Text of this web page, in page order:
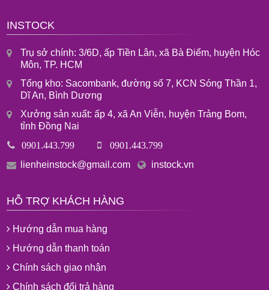
INSTOCK
Trụ sở chính: 3/6D, ấp Tiền Lân, xã Bà Điểm, huyện Hóc
Môn, TP. HCM
Tổng kho: Sacombank, đường số 7, KCN Sóng Thần 1,
Dĩ An, Bình Dương
Xưởng sản xuất: ấp 4, xã An Viễn, huyện Trảng Bom,
tỉnh Đồng Nai
0901.443.799 0901.443.799
lienheinstock@gmail.com instock.vn
HỖ TRỢ KHÁCH HÀNG
Hướng dẫn mua hàng
Hướng dẫn thanh toán
Chính sách giao nhận
Chính sách đổi trả hàng